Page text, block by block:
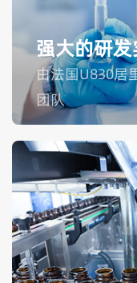
强大的研
由法国U830居
团队